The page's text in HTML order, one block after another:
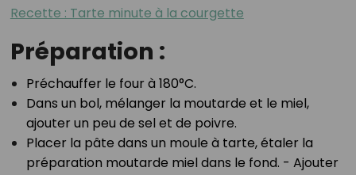
Recette : Tarte minute à la courgette
Préparation :
Préchauffer le four à 180°C.⁣
Dans un bol, mélanger la moutarde et le miel,
ajouter un peu de sel et de poivre.⁣
Placer la pâte dans un moule à tarte, étaler la
préparation moutarde miel dans le fond. - Ajouter